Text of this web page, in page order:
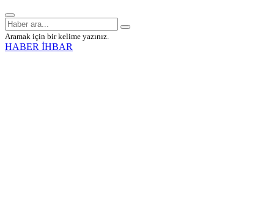
Aramak için bir kelime yazınız.
HABER İHBAR